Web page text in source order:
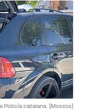
Policía catalana. (Mossos)